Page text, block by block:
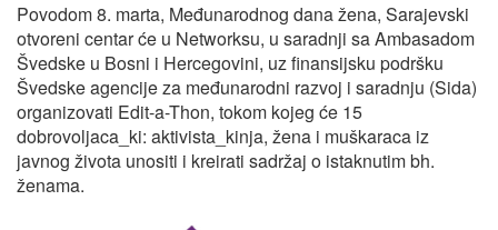
Povodom 8. marta, Međunarodnog dana žena, Sarajevski
otvoreni centar će u Networksu, u saradnji sa Ambasadom
Švedske u Bosni i Hercegovini, uz finansijsku podršku
Švedske agencije za međunarodni razvoj i saradnju (Sida)
organizovati Edit-a-Thon, tokom kojeg će 15
dobrovoljaca_ki: aktivista_kinja, žena i muškaraca iz
javnog života unositi i kreirati sadržaj o istaknutim bh.
ženama.